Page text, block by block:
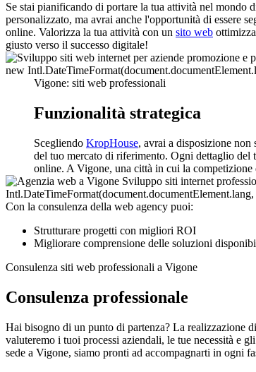
Se stai pianificando di portare la tua attività nel mondo
personalizzato, ma avrai anche l'opportunità di essere
online. Valorizza la tua attività con un sito web
giusto verso il successo digitale!
Vigone: siti web professionali
Funzionalità strategica
Scegliendo KropHouse, avrai a disposizione non
del tuo mercato di riferimento. Ogni dettaglio del
online. A Vigone, una città in cui la
Con la consulenza della web agency puoi:
Strutturare progetti con migliori ROI
Migliorare comprensione delle soluzioni
Consulenza siti web professionali a Vigone
Consulenza professionale
Hai bisogno di un punto di partenza? La realizzazione
valuteremo i tuoi processi aziendali, le tue necessità e
sede a Vigone, siamo pronti ad accompagnarti in ogni